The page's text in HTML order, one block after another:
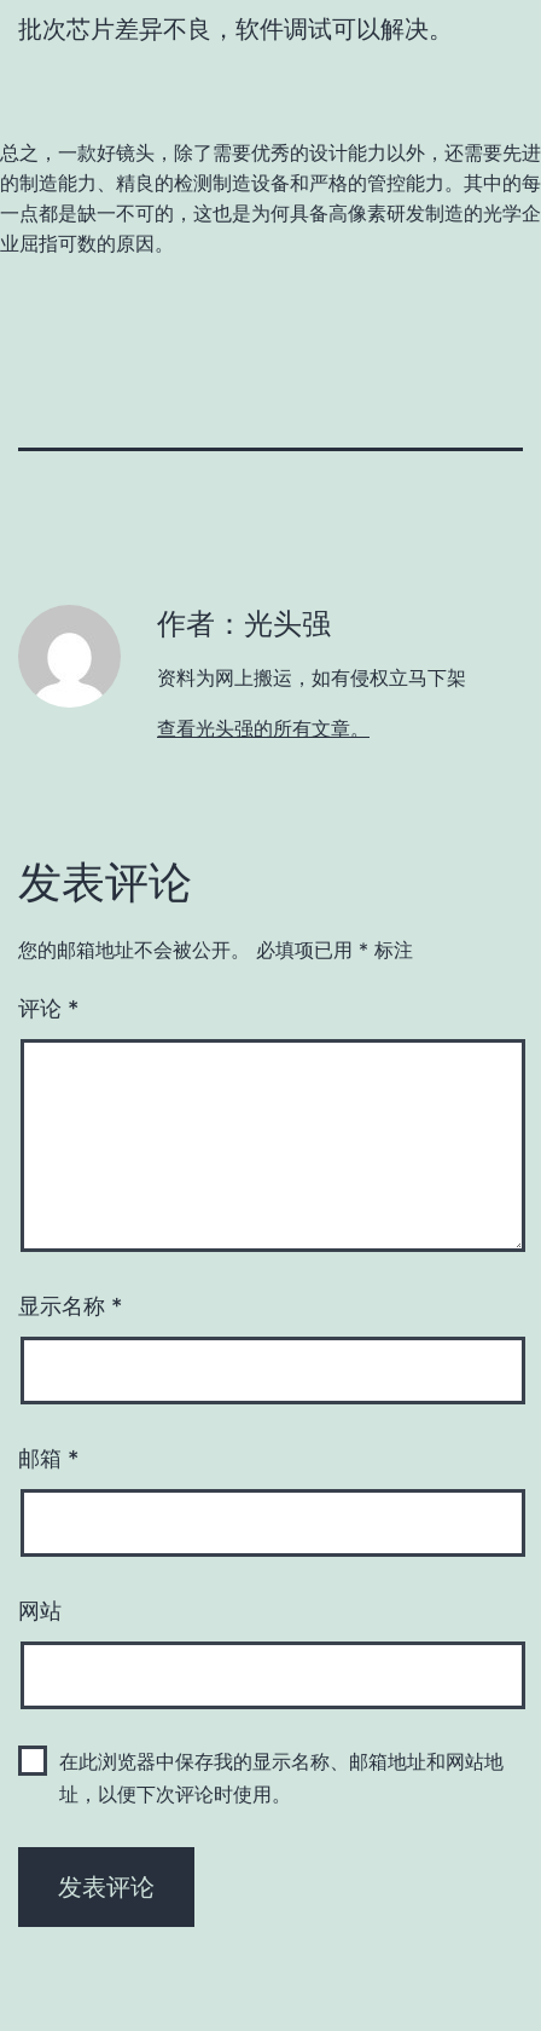
批次芯片差异不良，软件调试可以解决。
总之，一款好镜头，除了需要优秀的设计能力以外，还需要先进
的制造能力、精良的检测制造设备和严格的管控能力。其中的每
一点都是缺一不可的，这也是为何具备高像素研发制造的光学企
业屈指可数的原因。
作者：光头强
资料为网上搬运，如有侵权立马下架
查看光头强的所有文章。
发表评论
您的邮箱地址不会被公开。 必填项已用 * 标注
评论 *
显示名称 *
邮箱 *
网站
在此浏览器中保存我的显示名称、邮箱地址和网站地
址，以便下次评论时使用。